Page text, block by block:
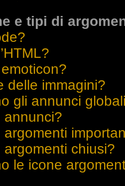
e tipi di
delle immagini?
gli annunci
annunci?
chiusi?
le icone